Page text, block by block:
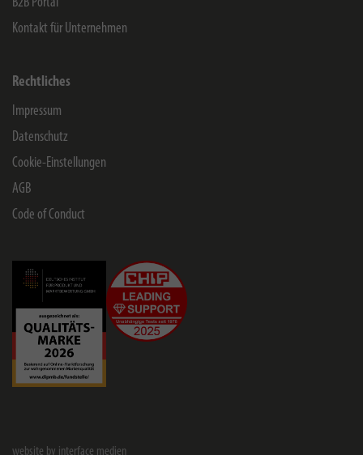
Kontakt für Unternehmen
Rechtliches
Impressum
Datenschutz
Cookie-Einstellungen
AGB
Code of Conduct
website by interface medien